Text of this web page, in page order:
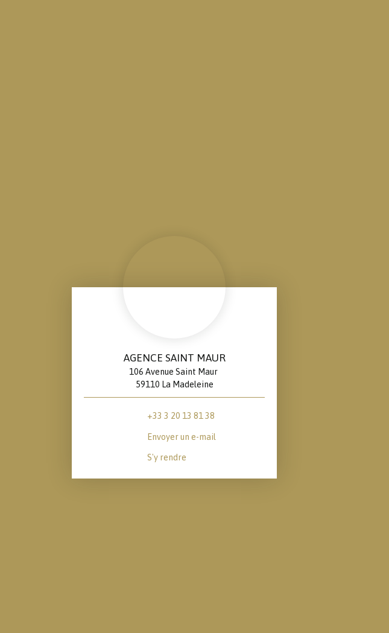
AGENCE SAINT MAUR
106 Avenue Saint Maur
59110 La Madeleine
+33 3 20 13 81 38
Envoyer un e-mail
S'y rendre